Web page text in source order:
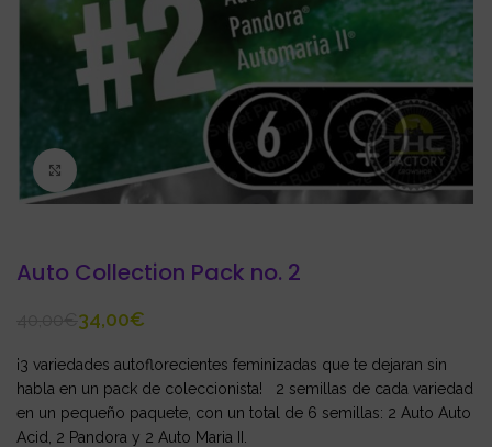
Click to enlarge
Auto Collection Pack no. 2
34,00€
¡3 variedades autoflorecientes feminizadas que te dejaran sin
habla en un pack de coleccionista! 2 semillas de cada variedad
en un pequeño paquete, con un total de 6 semillas: 2 Auto Auto
Acid, 2 Pandora y 2 Auto Maria II.